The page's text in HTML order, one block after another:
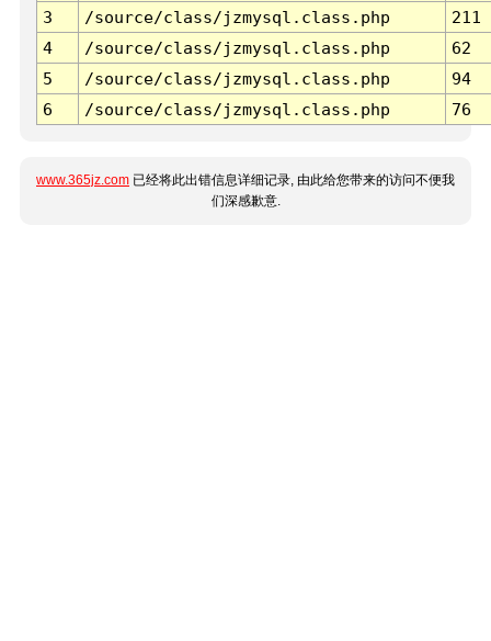
3 /source/class/jzmysql.class.php
211
4
/source/class/jzmysql.class.php
62
5
/source/class/jzmysql.class.php
94
6
/source/class/jzmysql.class.php 76
www.365jz.com 已经将此出错信息详细记录, 由此给您带来的访问不便我
们深感歉意.